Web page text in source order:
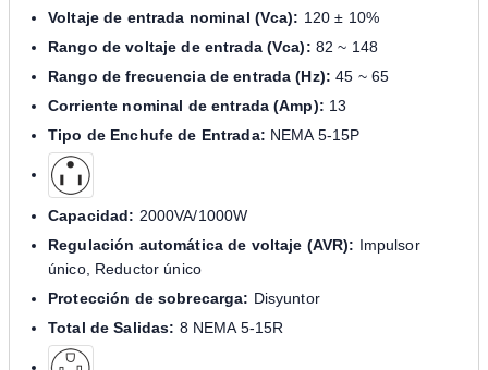
Voltaje de entrada nominal (Vca): 120 ± 10%
Rango de voltaje de entrada (Vca): 82 ~ 148
Rango de frecuencia de entrada (Hz): 45 ~ 65
Corriente nominal de entrada (Amp): 13
Tipo de Enchufe de Entrada: NEMA 5-15P
Capacidad: 2000VA/1000W
Regulación automática de voltaje (AVR): Impulsor
único, Reductor único
Protección de sobrecarga: Disyuntor
Total de Salidas: 8 NEMA 5-15R